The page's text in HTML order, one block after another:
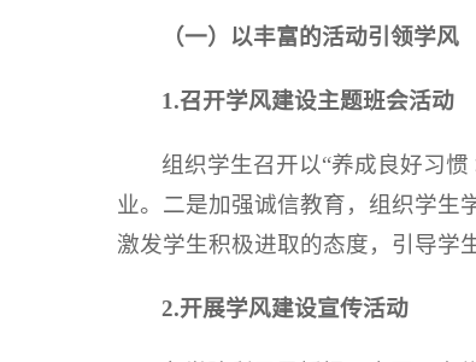
（一）以丰富的活动引领学风
1.召开学风建设主题班会活动
组织学生召开以“养成良好习
业。二是加强诚信教育，组织学生
激发学生积极进取的态度，引导学
2.开展学风建设宣传活动